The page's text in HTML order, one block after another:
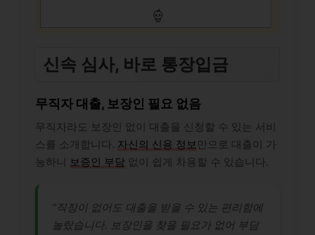
신속 심사, 바로 통장입금
무직자 대출, 보장인 필요 없음
무직자라도 보장인 없이 대출을 신청할 수 있는 서비
스를 소개합니다. 자신의 신용 정보 만으로 대출이 가
능하니
보증인 부담 없이 쉽게 차용할 수 있습니다.
“직장이 없어도 대출을 받을 수 있는 편리함에
놀랐습니다. 보장인을 찾을 필요가 없어 부담